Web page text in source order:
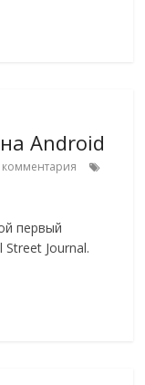
Android
комментария
первый
Journal.